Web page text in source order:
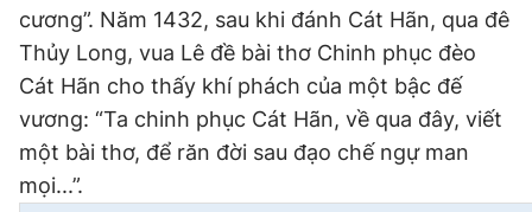
cương”. Năm 1432, sau khi đánh Cát Hãn, qua đê
Thủy Long, vua Lê đề bài thơ Chinh phục đèo
Cát Hãn cho thấy khí phách của một bậc đế
vương: “Ta chinh phục Cát Hãn, về qua đây, viết
một bài thơ, để răn đời sau đạo chế ngự man
mọi...”.